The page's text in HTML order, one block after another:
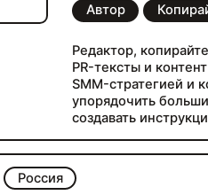
Автор
Редактор,
PR-тексты и
SMM-стратегией и
упорядочить
создавать
бизнеса,
маркетинга и детей.
интересная тема, с
Россия